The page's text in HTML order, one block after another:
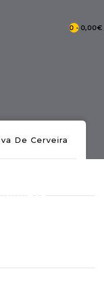
0 - 0,00€
De Cerveira